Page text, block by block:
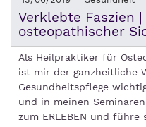
Verklebte Faszien
osteopathischer
Als Heilpraktiker für
ist mir der ganzheitliche
Gesundheitspflege
und in meinen
zum ERLEBEN und führe